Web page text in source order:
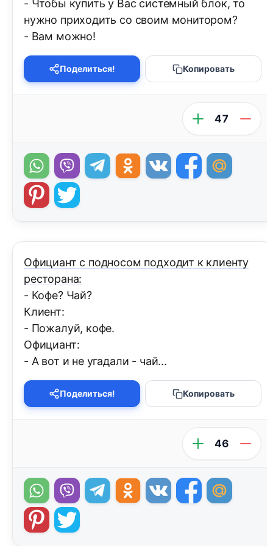
- Чтобы купить у Вас системный блок, то
нужно приходить со своим монитором?
- Вам можно!
Поделиться! Копировать
47
Официант с подносом подходит к клиенту
ресторана:
- Кофе? Чай?
Клиент:
- Пожалуй, кофе.
Официант:
- А вот и не угадали - чай...
Поделиться! Копировать
46